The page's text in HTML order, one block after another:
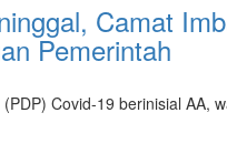
Camat
Pemerintah
Covid-19 berinisial AA,